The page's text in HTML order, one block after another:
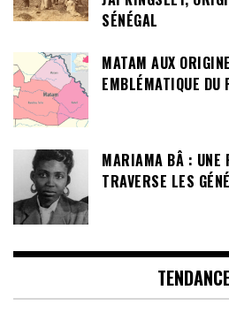
SÉNÉGAL
MATAM AUX
EMBLÉMATIQUE DU
MARIAMA BÂ : UNE
TRAVERSE LES